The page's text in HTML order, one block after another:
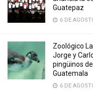
Guatepaz
6 DE
Zoológico
Jorge y
pingüinos
Guatemala
6 DE